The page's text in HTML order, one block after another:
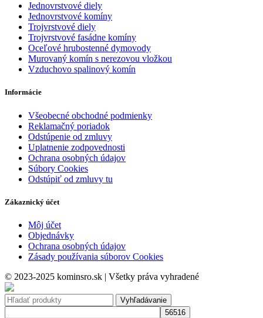
Jednovrstvové diely
Jednovrstvové komíny
Trojvrstvové diely
Trojvrstvové fasádne komíny
Oceľové hrubostenné dymovody
Murovaný komín s nerezovou vložkou
Vzduchovo spalinový komín
Informácie
Všeobecné obchodné podmienky
Reklamačný poriadok
Odstúpenie od zmluvy
Uplatnenie zodpovednosti
Ochrana osobných údajov
Súbory Cookies
Odstúpiť od zmluvy tu
Zákaznický účet
Môj účet
Objednávky
Ochrana osobných údajov
Zásady používania súborov Cookies
© 2023-2025 kominsro.sk | Všetky práva vyhradené
Vyhľadávanie